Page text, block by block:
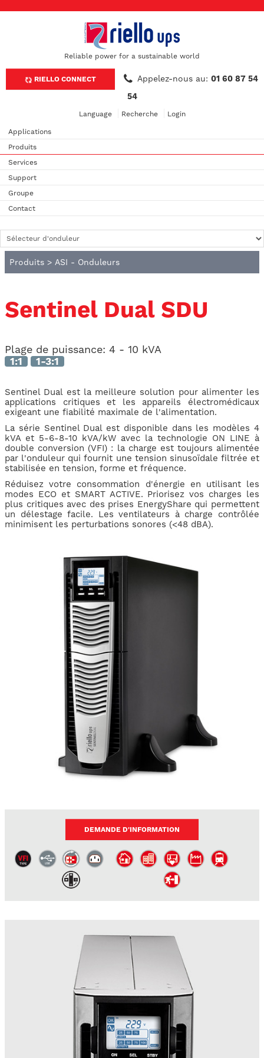
Reliable power for a sustainable world
RIELLO CONNECT Appelez-nous au: 01 60 87 54
54
Language Recherche Login
Applications
Produits
Services
Support
Groupe
Contact
Produits > ASI - Onduleurs
Sentinel Dual SDU
Plage de puissance: 4 - 10 kVA
1:1 1-3:1
Sentinel Dual est la meilleure solution pour alimenter les
applications critiques et les appareils électromédicaux
exigeant une fiabilité maximale de l'alimentation.
La série Sentinel Dual est disponible dans les modèles 4
kVA et 5-6-8-10 kVA/kW avec la technologie ON LINE à
double conversion (VFI) : la charge est toujours alimentée
par l'onduleur qui fournit une tension sinusoïdale filtrée et
stabilisée en tension, forme et fréquence.
Réduisez votre consommation d'énergie en utilisant les
modes ECO et SMART ACTIVE. Priorisez vos charges les
plus critiques avec des prises EnergyShare qui permettent
un délestage facile. Les ventilateurs à charge contrôlée
minimisent les perturbations sonores (<48 dBA).
DEMANDE D'INFORMATION